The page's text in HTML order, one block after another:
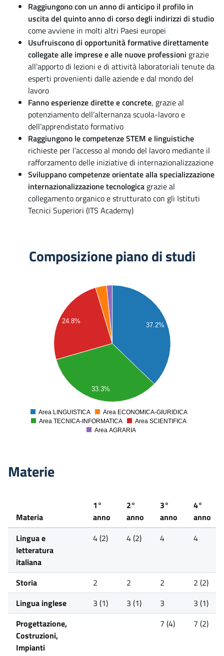
Raggiungono con un anno di anticipo il profilo in
uscita del quinto anno di corso degli indirizzi di studio
come avviene in molti altri Paesi europei
Usufruiscono di opportunità formative direttamente
collegate alle imprese e alle nuove professioni grazie
all’apporto di lezioni e di attività laboratoriali tenute da
esperti provenienti dalle aziende e dal mondo del
lavoro
Fanno esperienze dirette e concrete, grazie al
potenziamento dell’alternanza scuola-lavoro e
dell’apprendistato formativo
Raggiungono le competenze STEM e linguistiche
richieste per l’accesso al mondo del lavoro mediante il
rafforzamento delle iniziative di internazionalizzazione
Sviluppano competenze orientate alla specializzazione
internazionalizzazione tecnologica grazie al
collegamento organico e strutturato con gli Istituti
Tecnici Superiori (ITS Academy)
Composizione piano di studi
37.2%
33.3%
24.8%
Area LINGUISTICA
Area ECONOMICA-GIURIDICA
Area TECNICA-INFORMATICA
Area SCIENTIFICA
Area AGRARIA
Materie
Materia
1°
anno
2°
anno
3°
anno
4°
anno
Lingua e
letteratura
italiana
4 (2) 4 (2) 4 4
Storia 2 2 2
2 (2)
Lingua inglese
3 (1) 3 (1) 3
3 (1)
Progettazione,
Costruzioni,
Impianti
7 (4) 7 (2)